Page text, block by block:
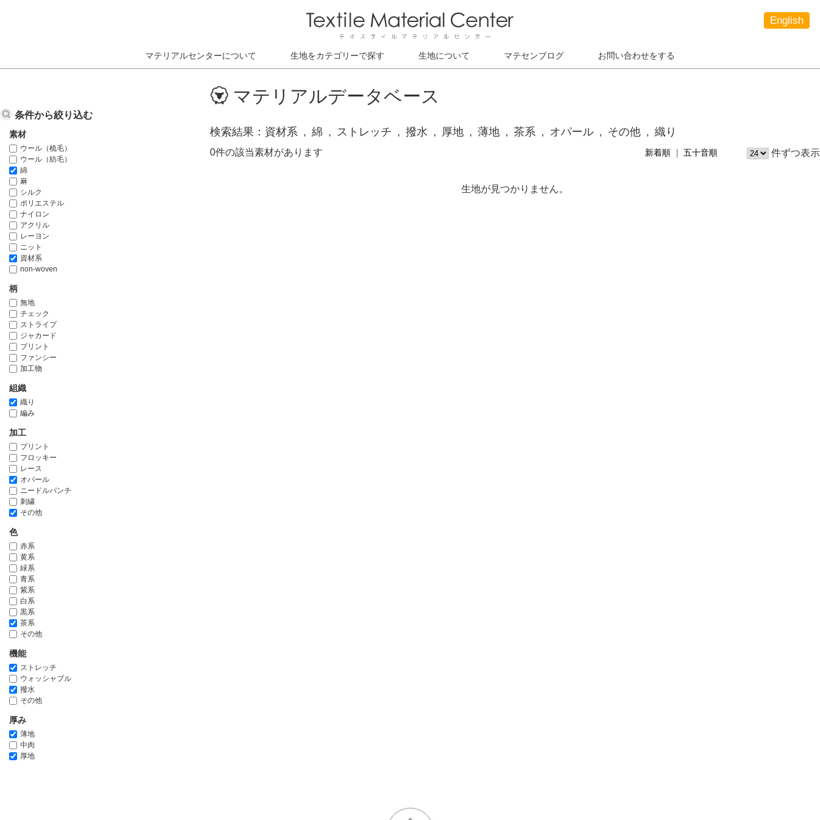
English
マテリアルセンターについて 生地をカテゴリーで探す 生地について マテセンブログ お問い合わせをする
マテリアルデータベース
検索結果 資材系 綿 ストレッチ 撥水 厚地 薄地 茶系 オパール その他 織り
0件の該当素材があります 新着順 五十音順 件ずつ表示
生地が見つかりません。
条件から絞り込む
素材
ウール（梳毛）
ウール（紡毛）
綿
麻
シルク
ポリエステル
ナイロン
アクリル
レーヨン
ニット
資材系
non-woven
柄
無地
チェック
ストライプ
ジャカード
プリント
ファンシー
加工物
組織
織り
編み
加工
プリント
フロッキー
レース
オパール
ニードルパンチ
刺繍
その他
色
赤系
黄系
緑系
青系
紫系
白系
黒系
茶系
その他
機能
ストレッチ
ウォッシャブル
撥水
その他
厚み
薄地
中肉
厚地